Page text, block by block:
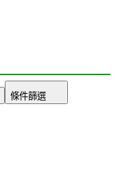
條件篩選